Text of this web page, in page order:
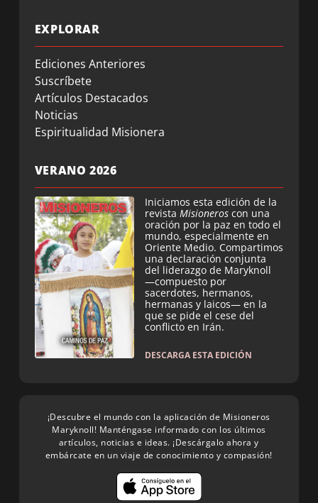
EXPLORAR
Ediciones Anteriores
Suscríbete
Artículos Destacados
Noticias
Espiritualidad Misionera
VERANO 2026
Iniciamos esta edición de la
revista Misioneros con una
oración por la paz en todo el
mundo, especialmente en
Oriente Medio. Compartimos
una declaración conjunta
del liderazgo de Maryknoll
—compuesto por
sacerdotes, hermanos,
hermanas y laicos— en la
que se pide el cese del
conflicto en Irán.
DESCARGA ESTA EDICIÓN
¡Descubre el mundo con la aplicación de Misioneros
Maryknoll! Manténgase informado con los últimos
artículos, noticias e ideas. ¡Descárgalo ahora y
embárcate en un viaje de conocimiento y compasión!